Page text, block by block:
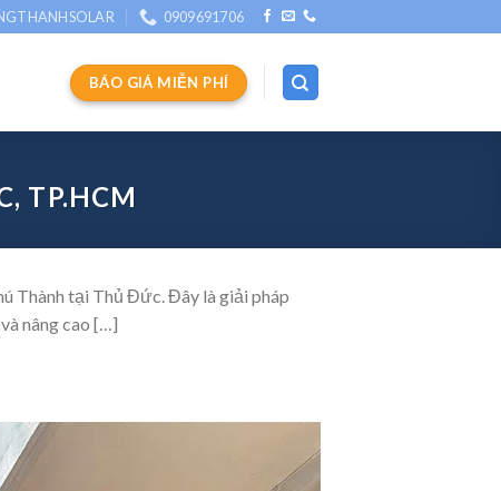
0909691706
BÁO GIÁ MIỄN PHÍ
TP.HCM
Thành tại Thủ Đức. Đây là giải pháp
nâng cao […]